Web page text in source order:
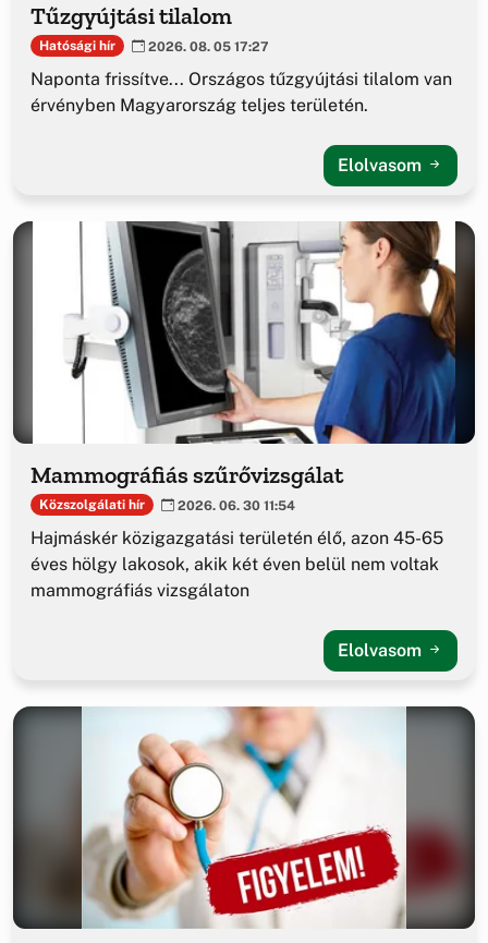
Tűzgyújtási tilalom
Hatósági hír 2026. 08. 05 17:27
Naponta frissítve... Országos tűzgyújtási tilalom van
érvényben Magyarország teljes területén.
Elolvasom
Mammográfiás szűrővizsgálat
Közszolgálati hír 2026. 06. 30 11:54
Hajmáskér közigazgatási területén élő, azon 45-65
éves hölgy lakosok, akik két éven belül nem voltak
mammográfiás vizsgálaton
Elolvasom